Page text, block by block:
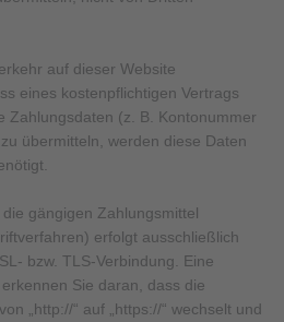
auf dieser Website
eines kostenpflichtigen Vertrags
Zahlungsdaten (z. B. Kontonummer
übermitteln, werden diese Daten
gängigen Zahlungsmittel
erfolgt ausschließlich
bzw. TLS-Verbindung. Eine
Sie daran, dass die
„http://“ auf „https://“ wechselt und